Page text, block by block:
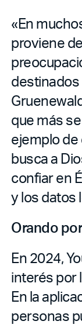
«En
proviene
destinados
que más
ejemplo
busca a
confiar en
y los datos
Orando
En 2024,
interés por
En la
personas